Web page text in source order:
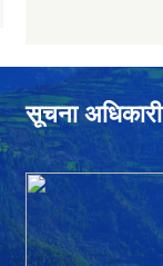
सूचना अधिकारी